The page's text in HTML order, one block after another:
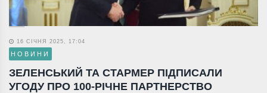
16 СІЧНЯ 2025, 17:04
НОВИНИ
ЗЕЛЕНСЬКИЙ ТА СТАРМЕР ПІДПИСАЛИ
УГОДУ ПРО 100-РІЧНЕ ПАРТНЕРСТВО